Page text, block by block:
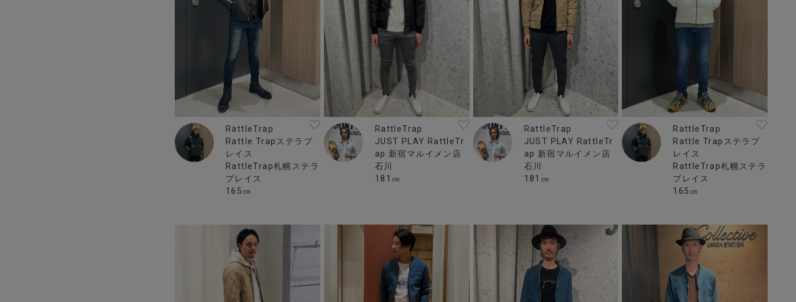
RattleTrap
Rattle Trapステラプ
レイス
RattleTrap札幌ステラ
プレイス
165㎝
RattleTrap
JUST PLAY RattleTr
ap 新宿マルイメン店
石川
181㎝
RattleTrap
JUST PLAY RattleTr
ap 新宿マルイメン店
石川
181㎝
RattleTrap
Rattle Trapステラプ
レイス
RattleTrap札幌ステラ
プレイス
165㎝